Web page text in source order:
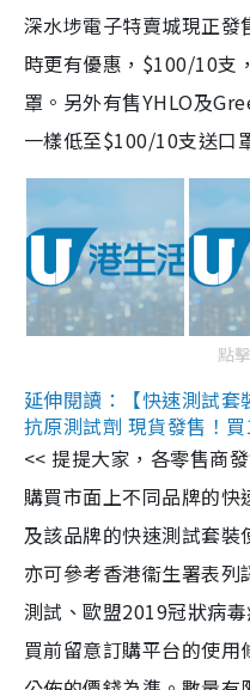
深水埗電子特賣城現正
時更有優惠，$100/10支
罩。另外有售YHLO及
一樣低至$100/10支送口
點
延伸閱讀：【快速測試
抗原測試劑 現貨發售！
<< 提提大家，各零售商
購買市面上不同品牌的快
及該品牌的快速測試套裝
亦可參考香港衞生署表
測試、歐盟2019冠狀病
買前留意訂購平台的使